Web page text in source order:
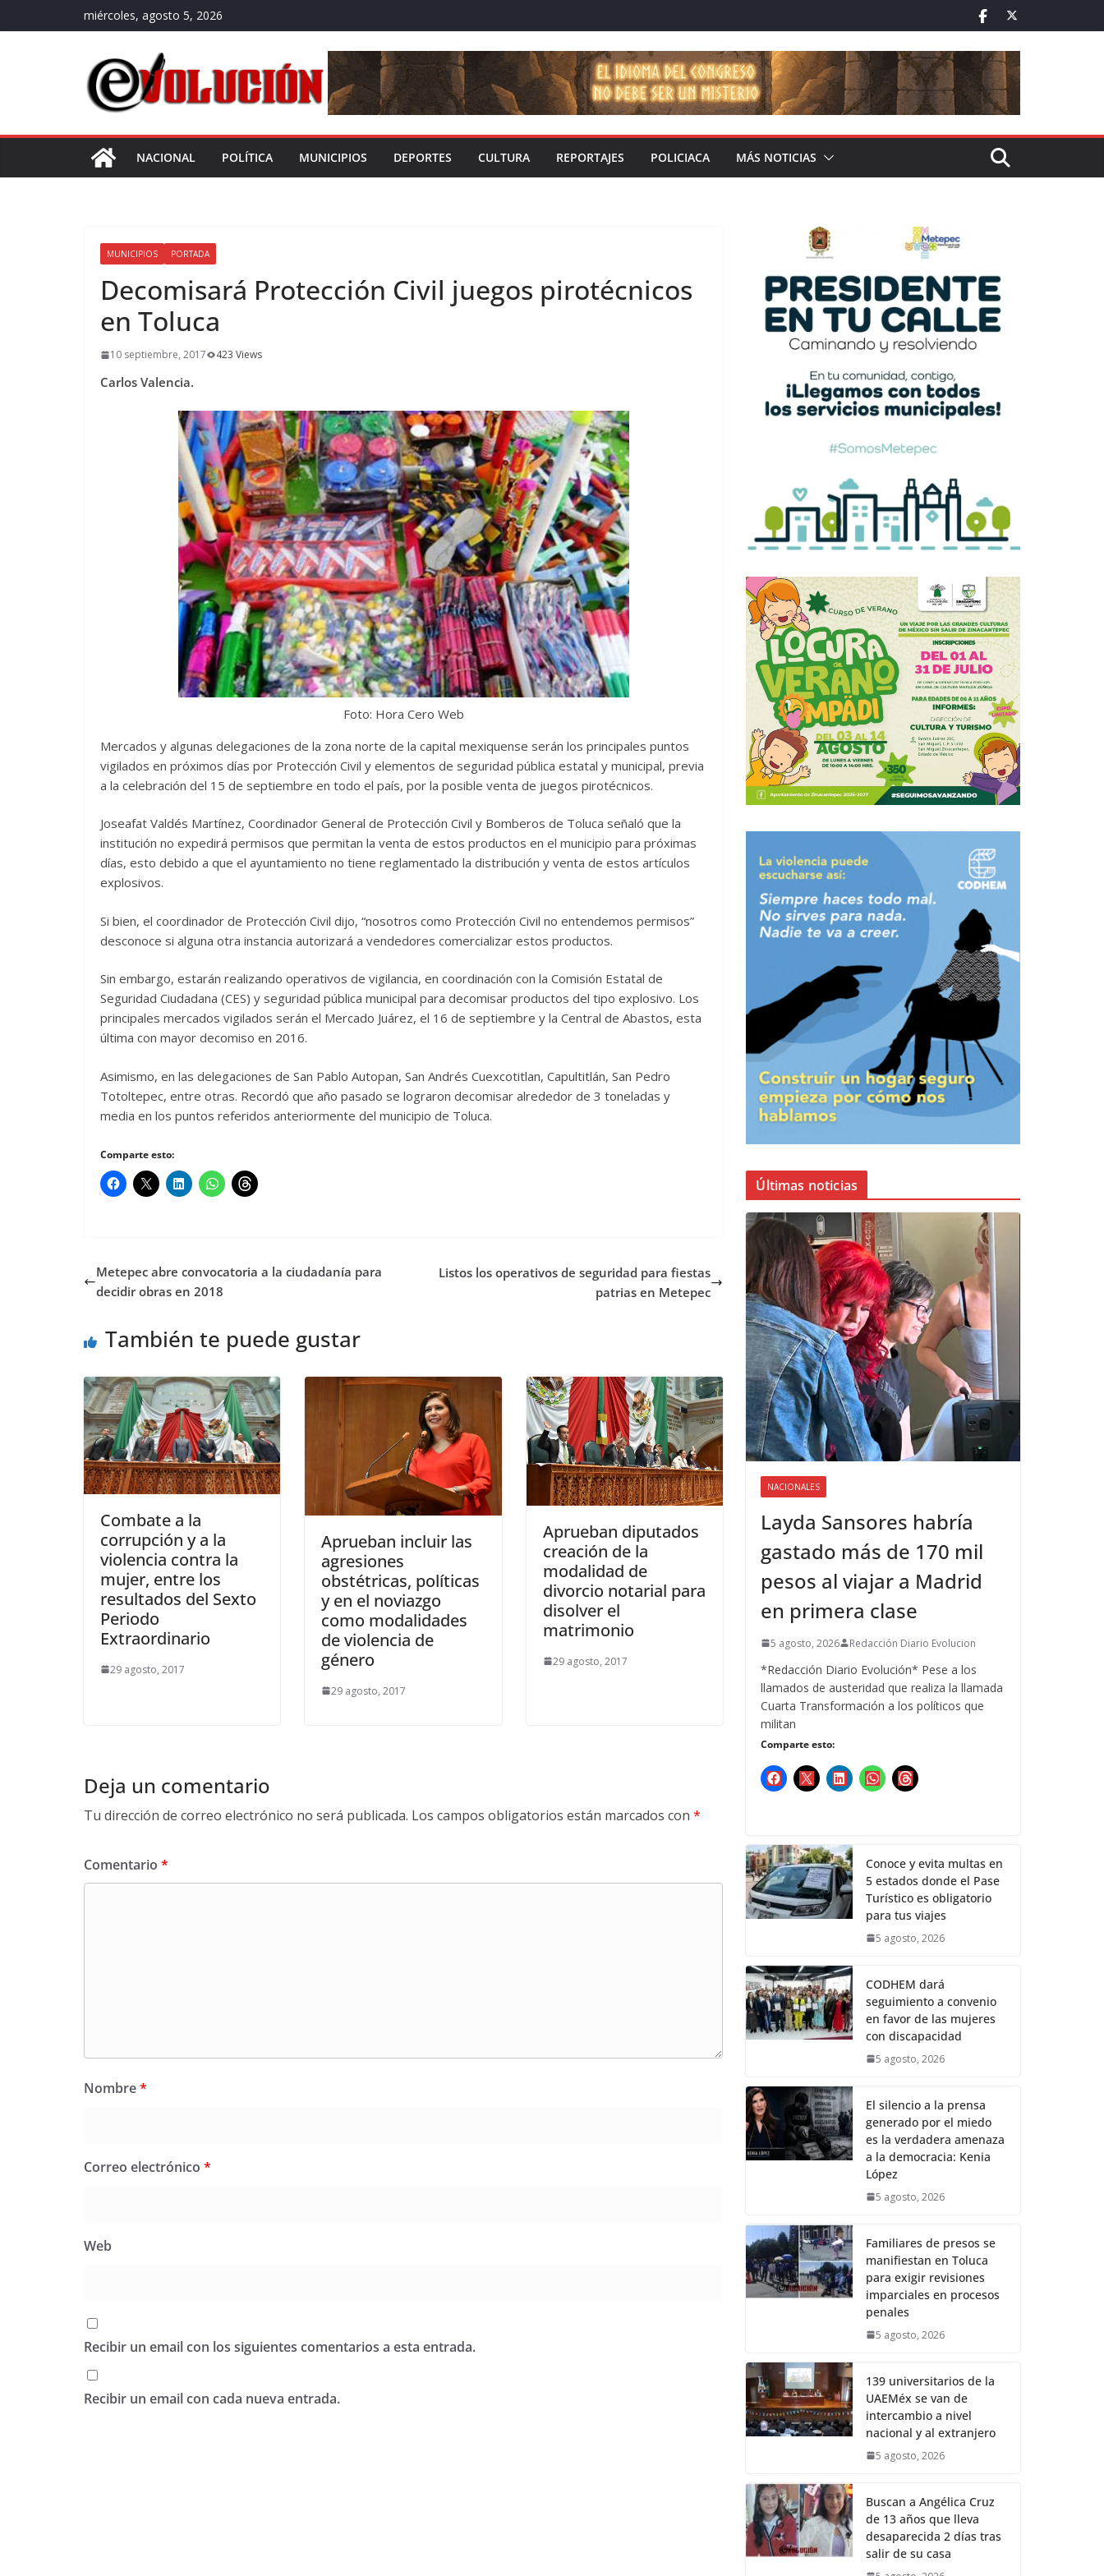
al
miércoles, agosto 5, 2026
NACIONAL POLÍTICA MUNICIPIOS DEPORTES CULTURA REPORTAJES POLICIACA MÁS NOTICIAS
MUNICIPIOS PORTADA
Decomisará Protección Civil juegos pirotécnicos
en Toluca
10 septiembre, 2017 423 Views
Carlos Valencia.
Foto: Hora Cero Web
Mercados y algunas delegaciones de la zona norte de la capital mexiquense serán los principales puntos
vigilados en próximos días por Protección Civil y elementos de seguridad pública estatal y municipal, previa
a la celebración del 15 de septiembre en todo el país, por la posible venta de juegos pirotécnicos.
Joseafat Valdés Martínez, Coordinador General de Protección Civil y Bomberos de Toluca señaló que la
institución no expedirá permisos que permitan la venta de estos productos en el municipio para próximas
días, esto debido a que el ayuntamiento no tiene reglamentado la distribución y venta de estos artículos
explosivos.
Si bien, el coordinador de Protección Civil dijo, “nosotros como Protección Civil no entendemos permisos”
desconoce si alguna otra instancia autorizará a vendedores comercializar estos productos.
Sin embargo, estarán realizando operativos de vigilancia, en coordinación con la Comisión Estatal de
Seguridad Ciudadana (CES) y seguridad pública municipal para decomisar productos del tipo explosivo. Los
principales mercados vigilados serán el Mercado Juárez, el 16 de septiembre y la Central de Abastos, esta
última con mayor decomiso en 2016.
Asimismo, en las delegaciones de San Pablo Autopan, San Andrés Cuexcotitlan, Capultitlán, San Pedro
Totoltepec, entre otras. Recordó que año pasado se lograron decomisar alrededor de 3 toneladas y
media en los puntos referidos anteriormente del municipio de Toluca.
Comparte esto:
Metepec abre convocatoria a la ciudadanía para
decidir obras en 2018
Listos los operativos de seguridad para fiestas
patrias en Metepec
También te puede gustar
Combate a la
corrupción y a la
violencia contra la
mujer, entre los
resultados del Sexto
Periodo
Extraordinario
29 agosto, 2017
Aprueban incluir las
agresiones
obstétricas, políticas
y en el noviazgo
como modalidades
de violencia de
género
29 agosto, 2017
Aprueban diputados
creación de la
modalidad de
divorcio notarial para
disolver el
matrimonio
29 agosto, 2017
Deja un comentario
Tu dirección de correo electrónico no será publicada. Los campos obligatorios están marcados con *
Comentario *
Nombre*
Correo electrónico *
Web
Recibir un email con los siguientes comentarios a esta entrada.
Recibir un email con cada nueva entrada.
Últimas noticias
NACIONALES
Layda Sansores habría
gastado más de 170 mil
pesos al viajar a Madrid
en primera clase
5 agosto, 2026 Redacción Diario Evolucion
*Redacción Diario Evolución* Pese a los
llamados de austeridad que realiza la llamada
Cuarta Transformación a los políticos que
militan
Comparte esto:
Conoce y evita multas en
5 estados donde el Pase
Turístico es obligatorio
para tus viajes
5 agosto, 2026
CODHEM dará
seguimiento a convenio
en favor de las mujeres
con discapacidad
5 agosto, 2026
El silencio a la prensa
generado por el miedo
es la verdadera amenaza
a la democracia: Kenia
López
5 agosto, 2026
Familiares de presos se
manifiestan en Toluca
para exigir revisiones
imparciales en procesos
penales
5 agosto, 2026
139 universitarios de la
UAEMéx se van de
intercambio a nivel
nacional y al extranjero
5 agosto, 2026
Buscan a Angélica Cruz
de 13 años que lleva
desaparecida 2 días tras
salir de su casa